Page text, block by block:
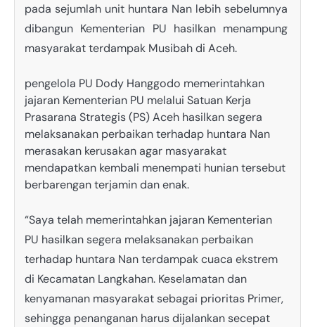
pada sejumlah unit huntara Nan lebih sebelumnya
dibangun Kementerian PU hasilkan menampung
masyarakat terdampak Musibah di Aceh.
pengelola PU Dody Hanggodo memerintahkan
jajaran Kementerian PU melalui Satuan Kerja
Prasarana Strategis (PS) Aceh hasilkan segera
melaksanakan perbaikan terhadap huntara Nan
merasakan kerusakan agar masyarakat
mendapatkan kembali menempati hunian tersebut
berbarengan terjamin dan enak.
“Saya telah memerintahkan jajaran Kementerian
PU hasilkan segera melaksanakan perbaikan
terhadap huntara Nan terdampak cuaca ekstrem
di Kecamatan Langkahan. Keselamatan dan
kenyamanan masyarakat sebagai prioritas Primer,
sehingga penanganan harus dijalankan secepat